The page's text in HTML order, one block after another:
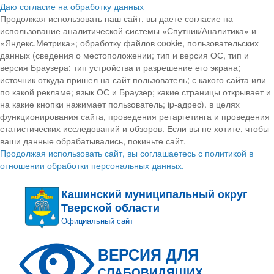
Даю согласие на обработку данных
Продолжая использовать наш сайт, вы даете согласие на
использование аналитической системы «Спутник/Аналитика» и
«Яндекс.Метрика»; обработку файлов cookie, пользовательских
данных (сведения о местоположении; тип и версия ОС, тип и
версия Браузера; тип устройства и разрешение его экрана;
источник откуда пришел на сайт пользователь; с какого сайта или
по какой рекламе; язык ОС и Браузер; какие страницы открывает и
на какие кнопки нажимает пользователь; ip-адрес). в целях
функционирования сайта, проведения ретаргетинга и проведения
статистических исследований и обзоров. Если вы не хотите, чтобы
ваши данные обрабатывались, покиньте сайт.
Продолжая использовать сайт, вы соглашаетесь с политикой в
отношении обработки персональных данных.